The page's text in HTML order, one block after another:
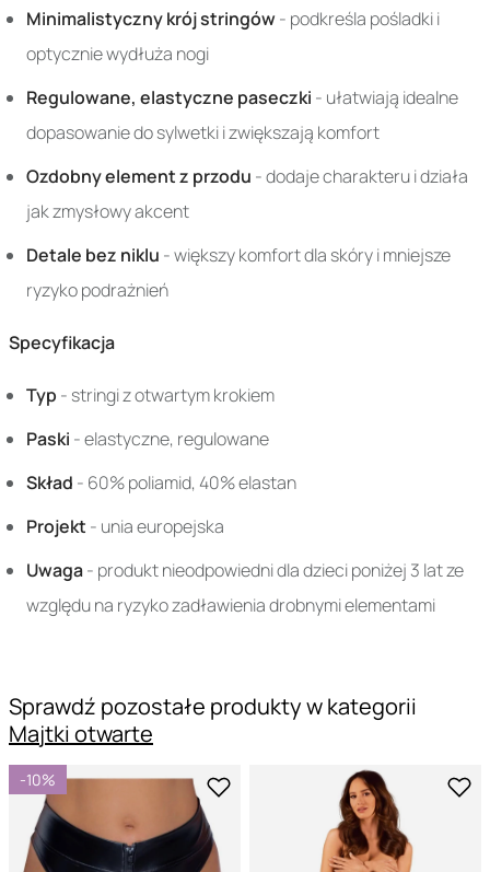
Minimalistyczny krój stringów- podkreśla pośladki i
optycznie wydłuża nogi
Regulowane, elastyczne paseczki - ułatwiają idealne
dopasowanie do sylwetki i zwiększają komfort
Ozdobny element z przodu - dodaje charakteru i działa
jak zmysłowy akcent
Detale bez niklu - większy komfort dla skóry i mniejsze
ryzyko podrażnień
Specyfikacja
Typ - stringi z otwartym krokiem
Paski - elastyczne, regulowane
Skład - 60% poliamid, 40% elastan
Projekt - unia europejska
Uwaga- produkt nieodpowiedni dla dzieci poniżej 3 lat ze
względu na ryzyko zadławienia drobnymi elementami
Sprawdź pozostałe produkty w kategorii
Majtki otwarte
-10%